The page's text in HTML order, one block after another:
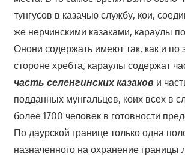
тунгусов в казачью службу, кои,
же нерчинскими казаками, караулы
Онони содержать имеют так, как и по
стороне хребта; караулы содержат
часть селенгинских казакови
подданных мунгальцев, коих всех в
более 1700 человек в готовности
По даурской границе только одна
назначенного на охранение границы